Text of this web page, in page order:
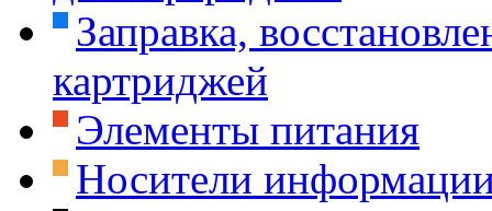
Заправка,
картриджей
Элементы питания
Носители